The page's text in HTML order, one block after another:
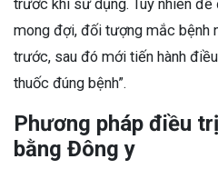
trước khi sử dụng. Tuy nhiên
mong đợi, đối tượng mắc bệnh
trước, sau đó mới tiến hành
thuốc đúng bệnh”.
Phương pháp điều
bằng Đông y